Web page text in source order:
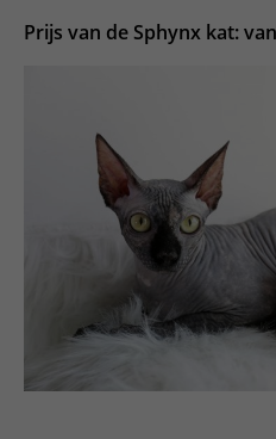
Prijs van de Sphynx kat: